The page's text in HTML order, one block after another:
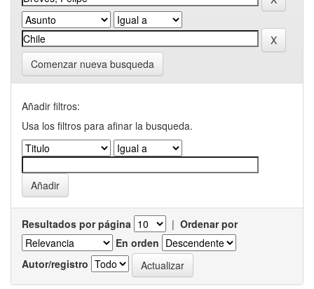
Comenzar nueva busqueda
Añadir filtros:
Usa los filtros para afinar la busqueda.
Resultados por página | Ordenar por
En orden
Autor/registro